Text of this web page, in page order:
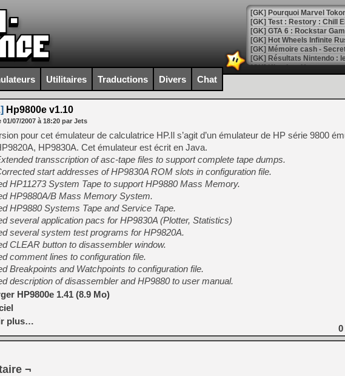
[GK] Pourquoi Marvel
[GK] Test : Restory : Chill
[GK] GTA 6 : Rockstar
[GK] Hot Wheels Infinite
[GK] Mémoire cash -
[GK] Résultats Nintendo :
[GK] Déjà des
[Mo5] Brickboy cherche à
[GK] Minecraft et ses «
[GK] Beast of
[GK] Ubisoft : fin de partie
[GK] Mémoire cash -
[GK] Dan Houser (GTA)
[GK] Comment EA Sports
[GK] Crimson Moon : un
[GK] Isle of Reveries : le
[GK] Moonlighter 2 : The
[GK] Capcom relance
[Mo5] Deux inédits du
[GK] Le beat'em up The
[GK] Endless Legend 2 :
[LS] [PS5] Le WebKit
[GK] Oubliez Crazy Taxi,
[LS] [Switch] NSZ 5.0.0
Utilitaires Traductions Divers Chat
Hp9800e v1.10
01/07/2007 à 18:20 par Jets
pour cet émulateur de calculatrice HP.Il s’agit d’un émulateur de HP série 9800
HP9830A. Cet émulateur est écrit en Java.
transscription of asc-tape files to support complete tape dumps.
start addresses of HP9830A ROM slots in configuration file.
HP11273 System Tape to support HP9880 Mass Memory.
HP9880A/B Mass Memory System.
HP9880 Systems Tape and Service Tape.
several application pacs for HP9830A (Plotter, Statistics)
several system test programs for HP9820A.
CLEAR button to disassembler window.
comment lines to configuration file.
Breakpoints and Watchpoints to configuration file.
description of disassembler and HP9880 to user manual.
HP9800e 1.41 (8.9 Mo)
plus…
0
¬